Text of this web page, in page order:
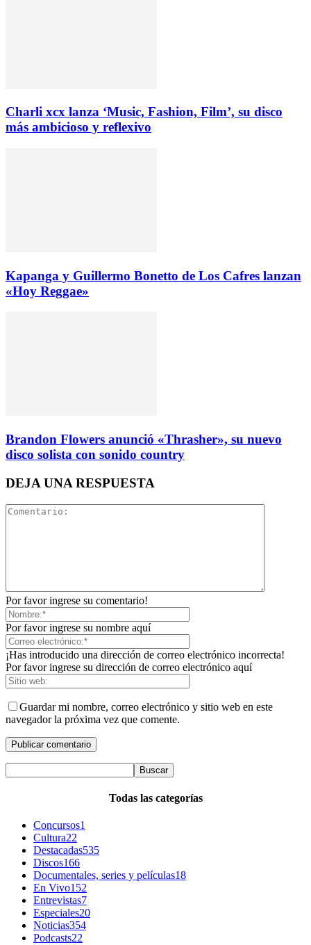
Charli xcx lanza ‘Music, Fashion, Film’, su disco
más ambicioso y reflexivo
Kapanga y Guillermo Bonetto de Los Cafres lanzan
«Hoy Reggae»
Brandon Flowers anunció «Thrasher», su nuevo
disco solista con sonido country
DEJA UNA RESPUESTA
Por favor ingrese su comentario!
Por favor ingrese su nombre aquí
¡Has introducido una dirección de correo electrónico incorrecta!
Por favor ingrese su dirección de correo electrónico aquí
Guardar mi nombre, correo electrónico y sitio web en este
navegador la próxima vez que comente.
Todas las categorías
Concursos1
Cultura22
Destacadas535
Discos166
Documentales, series y películas18
En Vivo152
Entrevistas7
Especiales20
Noticias354
Podcasts22